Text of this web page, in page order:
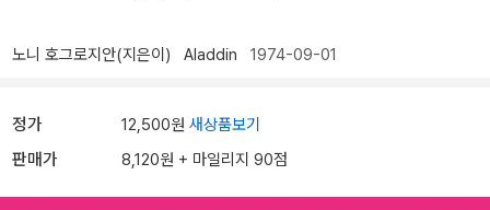
노니 호그로지안(지은이) Aladdin 1974-09-01
정가 12,500원 새상품보기
판매가 8,120원 + 마일리지 90점